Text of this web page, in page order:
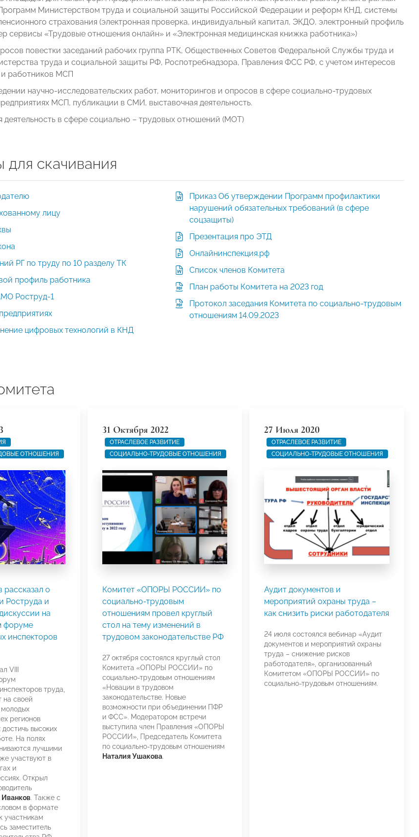
Министерством труда и социальной защиты Российской Федерации и реформ КНД, системы
страхования (электронная проверка, индивидуальный капитал, ЭКДО, электронный профиль
сервисы «Трудовые отношения онлайн» и «Электронная медицинская книжка работника»)
повестки заседаний рабочих группа РТК, Общественных Советов Федеральной Службы труда и
труда и социальной защиты РФ, Роспотребнадзора, Правления ФСС РФ, с учетом интересов
и работников МСП
научно-исследовательских работ, мониторингов и опросов в сфере социально-трудовых
МСП, публикации в СМИ, выставочная деятельность.
в сфере социально – трудовых отношений (МОТ)
скачивания
лицу
РГ по труду по 10 разделу ТК
профиль работника
Роструд-1
цифровых технологий в КНД
Приказ Об утверждении Программ профилактики
нарушений обязательных требований (в сфере
соцзащиты)
Презентация про ЭТД
Онлайнинспекция.рф
Список членов Комитета
План работы Комитета на 2023 год
Протокол заседания Комитета по социально-трудовым
отношениям 14.09.2023
ОТНОШЕНИЯ
рассказал о
Роструда и
на
форуме
инспекторов
VIII
труда,
на своей
регионов
высоких
На полях
лучшими
участвуют в
и
Открыл
Иванков. Также с
в формате
участникам
заместитель
31 Октября 2022
ОТРАСЛЕВОЕ РАЗВИТИЕ
СОЦИАЛЬНО-ТРУДОВЫЕ ОТНОШЕНИЯ
Комитет «ОПОРЫ РОССИИ» по
социально-трудовым
отношениям провел круглый
стол на тему изменений в
трудовом законодательстве РФ
27 октября состоялся круглый стол
Комитета «ОПОРЫ РОССИИ» по
социально-трудовым отношениям
«Новации в трудовом
законодательстве. Новые
возможности при объединении ПФР
и ФСС». Модератором встречи
выступила член Правления «ОПОРЫ
РОССИИ», Председатель Комитета
по социально-трудовым отношениям
Наталия Ушакова.
27 Июля 2020
ОТРАСЛЕВОЕ РАЗВИТИЕ
СОЦИАЛЬНО-ТРУДОВЫЕ ОТНОШЕНИЯ
Аудит документов и
мероприятий охраны труда –
как снизить риски работодателя
24 июля состоялся вебинар «Аудит
документов и мероприятий охраны
труда – снижение рисков
работодателя», организованный
Комитетом «ОПОРЫ РОССИИ» по
социально-трудовым отношениям.